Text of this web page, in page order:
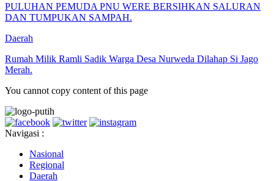
PULUHAN PEMUDA PNU WERE BERSIHKAN SALURAN
DAN TUMPUKAN SAMPAH.
Daerah
Rumah Milik Ramli Sadik Warga Desa Nurweda Dilahap Si Jago
Merah.
You cannot copy content of this page
Navigasi :
Nasional
Regional
Daerah